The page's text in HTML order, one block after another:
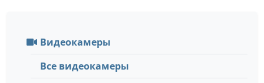
Видеокамеры
Все видеокамеры